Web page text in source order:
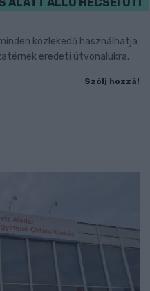
közlekedő használhatja
eredeti útvonalukra.
Szólj hozzá!